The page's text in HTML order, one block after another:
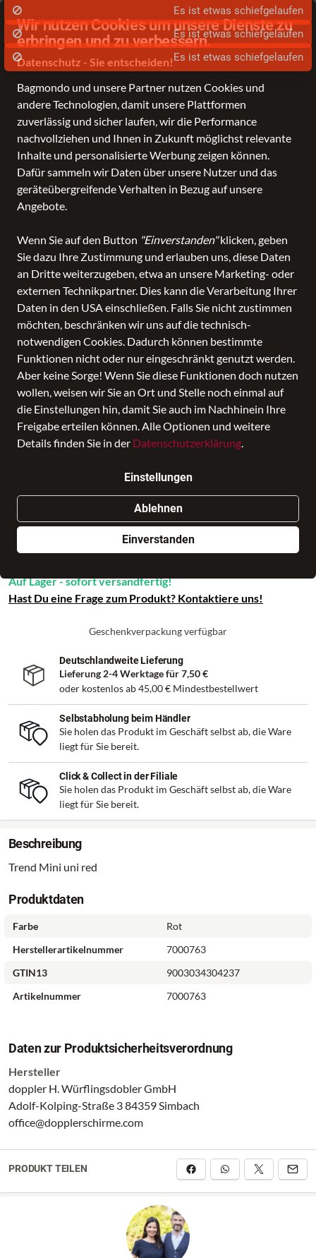
Wir nutzen Cookies um unsere Dienste zu
erbringen und zu verbessern.
Datenschutz - Sie entscheiden!
Bagmondo und unsere Partner nutzen Cookies und
andere Technologien, damit unsere Plattformen
zuverlässig und sicher laufen, wir die Performance
nachvollziehen und Ihnen in Zukunft möglichst relevante
Inhalte und personalisierte Werbung zeigen können.
Dafür sammeln wir Daten über unsere Nutzer und das
geräteübergreifende Verhalten in Bezug auf unsere
Angebote.
Wenn Sie auf den Button "Einverstanden"klicken, geben
Sie dazu Ihre Zustimmung und erlauben uns, diese Daten
an Dritte weiterzugeben, etwa an unsere Marketing- oder
externen Technikpartner. Dies kann die Verarbeitung Ihrer
Daten in den USA einschließen. Falls Sie nicht zustimmen
möchten, beschränken wir uns auf die technisch-
notwendigen Cookies. Dadurch können bestimmte
Funktionen nicht oder nur eingeschränkt genutzt werden.
Aber keine Sorge! Wenn Sie diese Funktionen doch nutzen
wollen, weisen wir Sie an Ort und Stelle noch einmal auf
die Einstellungen hin, damit Sie auch im Nachhinein Ihre
Freigabe erteilen können. Alle Optionen und weitere
Details finden Sie in der Datenschutzerklärung.
Einstellungen
Ablehnen
Einverstanden
❤️ 8x in Ihrer Nähe!
Reise Business Freizeit Fashion & Lifestyle
In den Warenkorb
Auf Lager - sofort versandfertig!
Hast Du eine Frage zum Produkt? Kontaktiere uns!
Geschenkverpackung verfügbar
Deutschlandweite Lieferung
Lieferung 2-4 Werktage für7,50 €
oder kostenlos ab45,00 € Mindestbestellwert
Selbstabholung beim Händler
Sie holen das Produkt im Geschäft selbst ab, die Ware
liegt für Sie bereit.
Click & Collect in der Filiale
Sie holen das Produkt im Geschäft selbst ab, die Ware
liegt für Sie bereit.
Beschreibung
Trend Mini uni red
Produktdaten
Farbe
Rot
Herstellerartikelnummer
7000763
GTIN13
9003034304237
Artikelnummer
7000763
Daten zur Produktsicherheitsverordnung
Hersteller
doppler H. Würflingsdobler GmbH
Adolf-Kolping-Straße 3 84359 Simbach
office@dopplerschirme.com
PRODUKT TEILEN